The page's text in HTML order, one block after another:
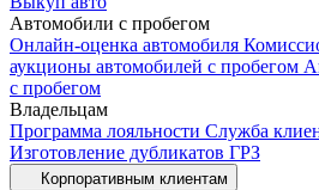
Автомобили с пробегом
Онлайн-оценка автомобиля
аукционы автомобилей с пробегом
с пробегом
Владельцам
Программа лояльности Служба
Изготовление дубликатов ГРЗ
Корпоративным клиентам